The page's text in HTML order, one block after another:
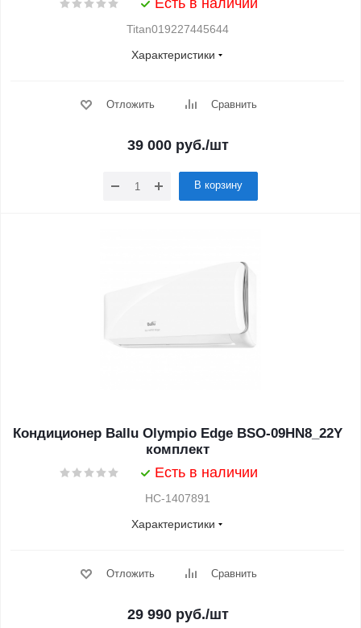
Есть в наличии
Titan019227445644
Характеристики
Отложить Сравнить
39 000руб./шт
В корзину
Кондиционер Ballu Olympio Edge BSO-09HN8_22Y
комплект
Есть в наличии
НС-1407891
Характеристики
Отложить Сравнить
29 990руб./шт